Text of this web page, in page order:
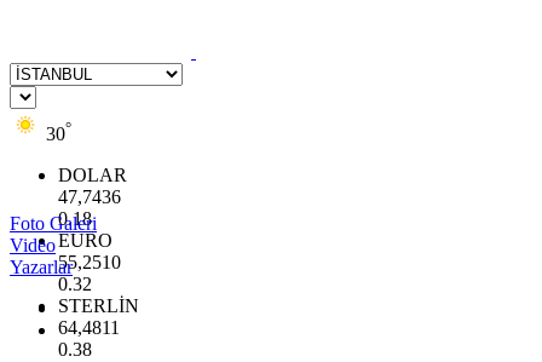
30°
DOLAR
47,7436
0.18
EURO
55,2510
0.32
STERLİN
64,4811
0.38
Foto Galeri
Video
Yazarlar